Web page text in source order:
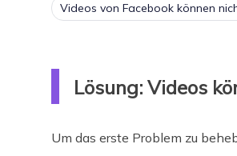
Videos von Facebook können
Lösung: Videos
Um das erste Problem zu